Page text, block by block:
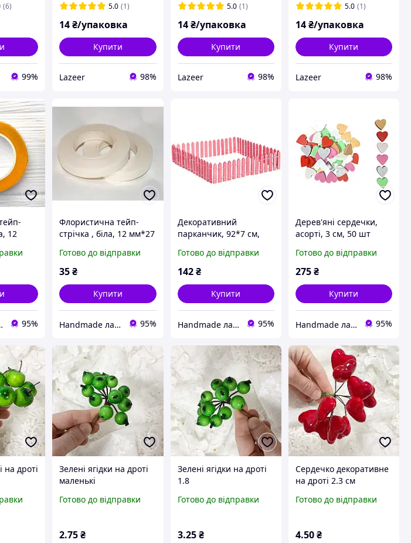
(6)
99%
5.0 (1)
14₴/упаковка
Купити
Lazeer 98%
5.0 (1)
14 ₴/упаковка
Купити
Lazeer 98%
5.0 (1)
14₴/упаковка
Купити
Lazeer 98%
12
95%
Флористична тейп-
стрічка , біла, 12 мм*27
Готово до відправки
35₴
Купити
Handmade лавка 95%
Декоративний
парканчик, 92*7 см,
Готово до відправки
142 ₴
Купити
Handmade лавка 95%
Дерев'яні сердечки,
асорті, 3 см, 50 шт
Готово до відправки
275₴
Купити
Handmade лавка 95%
на дроті
Зелені ягідки на дроті
маленькі
Готово до відправки
2.75₴
Зелені ягідки на дроті
1.8
Готово до відправки
3.25 ₴
Сердечко декоративне
на дроті 2.3 см
Готово до відправки
4.50₴